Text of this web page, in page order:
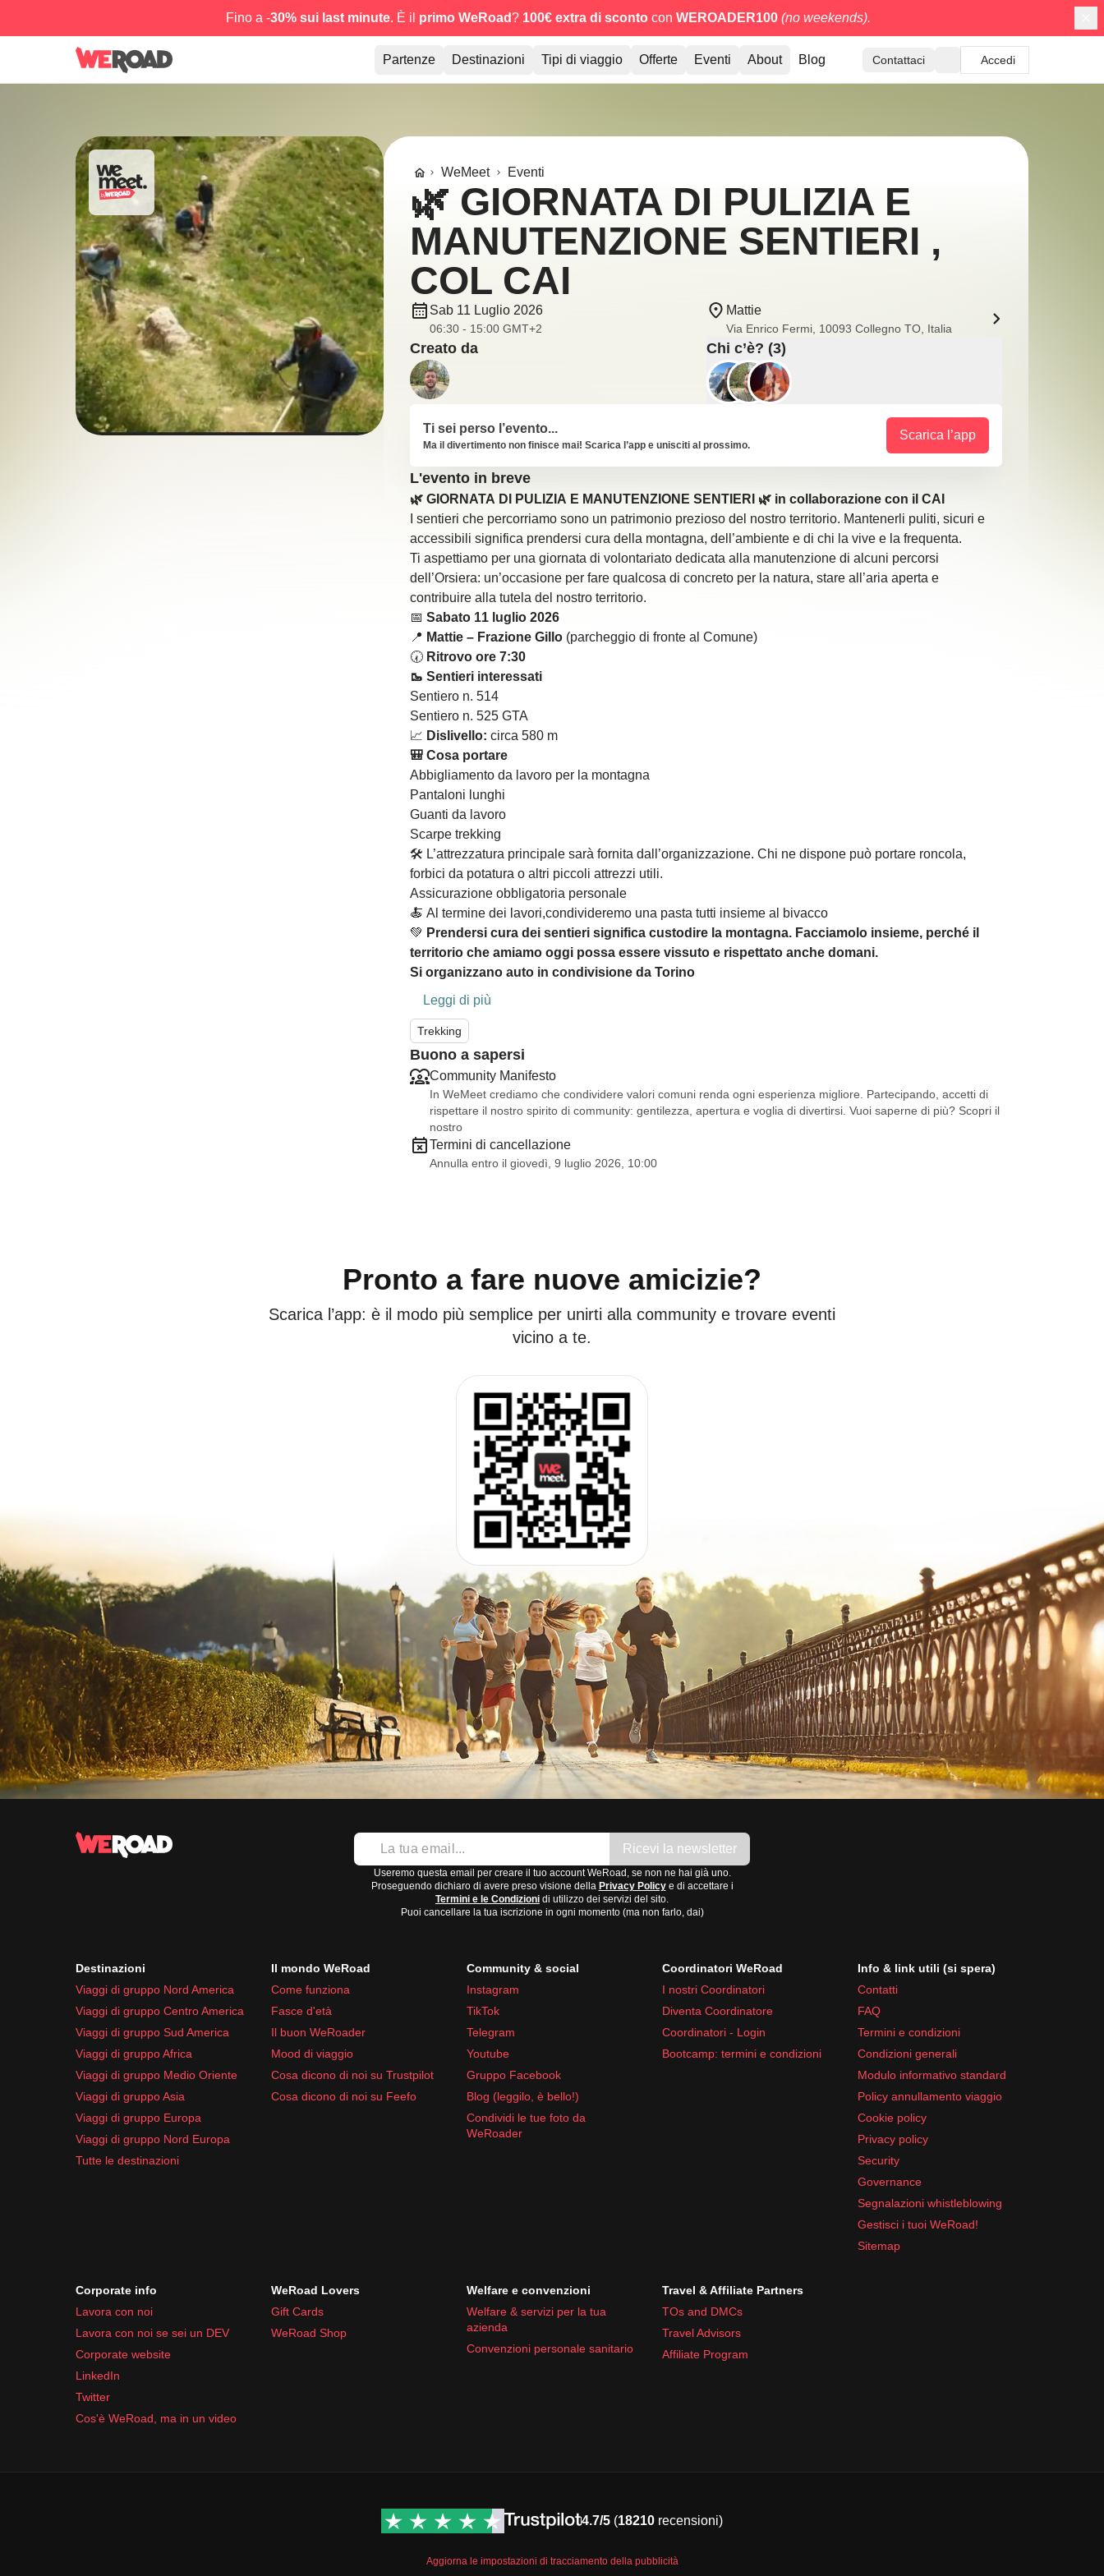
Fino a -30% sui last minute. È il primo WeRoad? 100€ extra di scontocon WEROADER100 (no weekends).
Partenze Destinazioni Tipi di viaggio Offerte Eventi About Blog Contattaci Accedi
WeMeet Eventi
🌿 GIORNATA DI PULIZIA E
MANUTENZIONE SENTIERI ,
COL CAI
Sab 11 Luglio 2026
06:30 - 15:00 GMT+2
Mattie
Via Enrico Fermi, 10093 Collegno TO, Italia
Creato da Chi c’è? (3)
Ti sei perso l’evento...
Ma il divertimento non finisce mai! Scarica l’app e unisciti al prossimo.
Scarica l’app
L'evento in breve
🌿 GIORNATA DI PULIZIA E MANUTENZIONE SENTIERI 🌿 in collaborazione con il CAI
I sentieri che percorriamo sono un patrimonio prezioso del nostro territorio. Mantenerli puliti, sicuri e
accessibili significa prendersi cura della montagna, dell’ambiente e di chi la vive e la frequenta.
Ti aspettiamo per una giornata di volontariato dedicata alla manutenzione di alcuni percorsi
dell’Orsiera: un’occasione per fare qualcosa di concreto per la natura, stare all’aria aperta e
contribuire alla tutela del nostro territorio.
📅 Sabato 11 luglio 2026
📍 Mattie – Frazione Gillo (parcheggio di fronte al Comune)
🕢 Ritrovo ore 7:30
🥾 Sentieri interessati
Sentiero n. 514
Sentiero n. 525 GTA
📈 Dislivello: circa 580 m
🎒 Cosa portare
Abbigliamento da lavoro per la montagna
Pantaloni lunghi
Guanti da lavoro
Scarpe trekking
🛠️ L’attrezzatura principale sarà fornita dall’organizzazione. Chi ne dispone può portare roncola,
forbici da potatura o altri piccoli attrezzi utili.
Assicurazione obbligatoria personale
🍝 Al termine dei lavori,condivideremo una pasta tutti insieme al bivacco
💚 Prendersi cura dei sentieri significa custodire la montagna. Facciamolo insieme, perché il
territorio che amiamo oggi possa essere vissuto e rispettato anche domani.
Si organizzano auto in condivisione da Torino
Leggi di più
Trekking
Buono a sapersi
Community Manifesto
In WeMeet crediamo che condividere valori comuni renda ogni esperienza migliore. Partecipando, accetti di
rispettare il nostro spirito di community: gentilezza, apertura e voglia di divertirsi. Vuoi saperne di più? Scopri il
nostro
Termini di cancellazione
Annulla entro il giovedì, 9 luglio 2026, 10:00
Pronto a fare nuove amicizie?
Scarica l’app: è il modo più semplice per unirti alla community e trovare eventi
vicino a te.
Ricevi la newsletter
Useremo questa email per creare il tuo account WeRoad, se non ne hai già uno.
Proseguendo dichiaro di avere preso visione della Privacy Policye di accettare i
Termini e le Condizioni di utilizzo dei servizi del sito.
Puoi cancellare la tua iscrizione in ogni momento (ma non farlo, dai)
Destinazioni
Viaggi di gruppo Nord America
Viaggi di gruppo Centro America
Viaggi di gruppo Sud America
Viaggi di gruppo Africa
Viaggi di gruppo Medio Oriente
Viaggi di gruppo Asia
Viaggi di gruppo Europa
Viaggi di gruppo Nord Europa
Tutte le destinazioni
Il mondo WeRoad
Come funziona
Fasce d'età
Il buon WeRoader
Mood di viaggio
Cosa dicono di noi su Trustpilot
Cosa dicono di noi su Feefo
Community & social
Instagram
TikTok
Telegram
Youtube
Gruppo Facebook
Blog (leggilo, è bello!)
Condividi le tue foto da
WeRoader
Coordinatori WeRoad
I nostri Coordinatori
Diventa Coordinatore
Coordinatori - Login
Bootcamp: termini e condizioni
Info & link utili (si spera)
Contatti
FAQ
Termini e condizioni
Condizioni generali
Modulo informativo standard
Policy annullamento viaggio
Cookie policy
Privacy policy
Security
Governance
Segnalazioni whistleblowing
Gestisci i tuoi WeRoad!
Sitemap
Corporate info
Lavora con noi
Lavora con noi se sei un DEV
Corporate website
LinkedIn
Twitter
Cos'è WeRoad, ma in un video
WeRoad Lovers
Gift Cards
WeRoad Shop
Welfare e convenzioni
Welfare & servizi per la tua
azienda
Convenzioni personale sanitario
Travel & Affiliate Partners
TOs and DMCs
Travel Advisors
Affiliate Program
4.7/5 (18210 recensioni)
Aggiorna le impostazioni di tracciamento della pubblicità